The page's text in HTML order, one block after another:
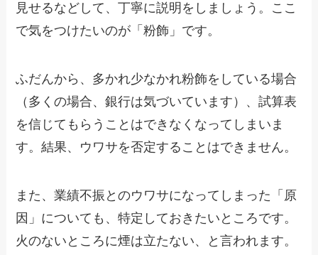
見せるなどして、丁寧に説明をしましょう。ここ
で気をつけたいのが「粉飾」です。
ふだんから、多かれ少なかれ粉飾をしている場合
（多くの場合、銀行は気づいています）、試算表
を信じてもらうことはできなくなってしまいま
す。結果、ウワサを否定することはできません。
また、業績不振とのウワサになってしまった「原
因」についても、特定しておきたいところです。
火のないところに煙は立たない、と言われます。